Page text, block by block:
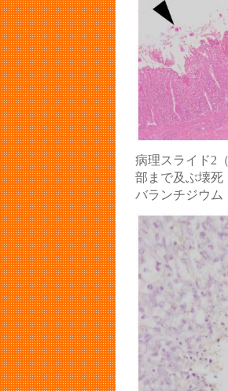
衛生セミナー
豚病３団体の
JASV衛生セ
JASV第８期
JASV事務所
第３回 豚病症
JASV衛生セ
JASVは一般
3月4日（木
新型インフル
PCV2と
― JASV衛生
JASV九州衛
― 都城で11月
動衛研で最
病理スライド2
部まで及ぶ壊死
バランチジウム